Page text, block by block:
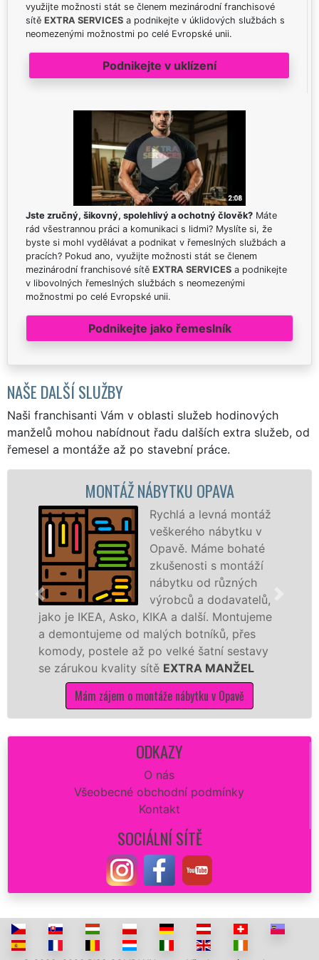
využijte možnosti stát se členem mezinárodní franchisové
sítě EXTRA SERVICES a podnikejte v úklidových službách s
neomezenými možnostmi po celé Evropské unii.
Podnikejte v uklízení
Jste zručný, šikovný, spolehlivý a ochotný člověk? Máte
rád všestrannou práci a komunikaci s lidmi? Myslíte si, že
byste si mohl vydělávat a podnikat v řemeslných službách a
pracích? Pokud ano, využijte možnosti stát se členem
mezinárodní franchisové sítě EXTRA SERVICES a podnikejte
v libovolných řemeslných službách s neomezenými
možnostmi po celé Evropské unii.
Podnikejte jako řemeslník
NAŠE DALŠÍ SLUŽBY
Naši franchisanti Vám v oblasti služeb hodinových
manželů mohou nabídnout řadu dalších extra služeb, od
řemesel a montáže až po stavební práce.
MONTÁŽ NÁBYTKU OPAVA
Rychlá a levná montáž
veškerého nábytku v
Opavě. Máme bohaté
zkušenosti s montáží
nábytku od různých
výrobců a dodavatelů,
IKEA, Asko, KIKA a další. Montujeme
od malých botníků, přes
postele až po velké šatní sestavy
kvality sítěEXTRA MANŽEL
Mám zájem o montáže nábytku v Opavě
ODKAZY
O nás
Všeobecné obchodní podmínky
Kontakt
SOCIÁLNÍ SÍTĚ